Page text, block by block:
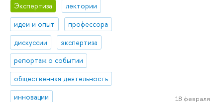
Экспертиза
лектории
идеи и опыт
профессора
дискуссии
экспертиза
репортаж о событии
общественная деятельность
инновации
18 февраля